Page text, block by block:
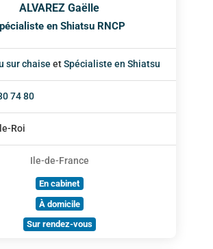
ALVAREZ Gaëlle
en Shiatsu RNCP
sur chaise etSpécialiste en Shiatsu
74 80
Roi
Ile-de-France
En cabinet
À domicile
Sur rendez-vous